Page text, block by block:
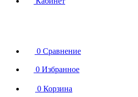
0 Сравнение
0 Избранное
0 Корзина